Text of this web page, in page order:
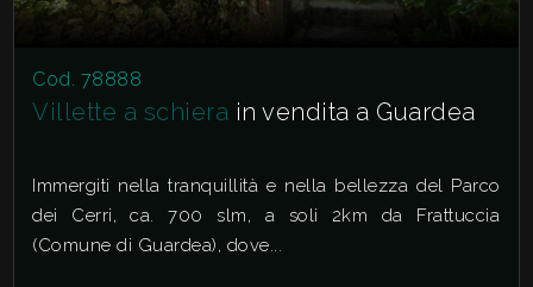
Cod. 78888
Villette a schiera in vendita a Guardea
Immergiti nella tranquillità e nella bellezza del Parco
dei Cerri, ca. 700 slm, a soli 2km da Frattuccia
(Comune di Guardea), dove...